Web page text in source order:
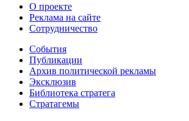
О проекте
Реклама на сайте
Сотрудничество
События
Публикации
Архив политической рекламы
Эксклюзив
Библиотека стратега
Стратагемы